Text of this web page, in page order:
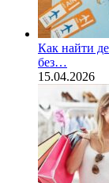
Как найти
без…
15.04.2026